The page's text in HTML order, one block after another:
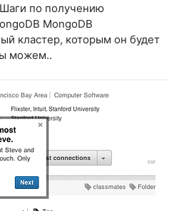
по получению
MongoDB
кластер, которым он будет
можем..